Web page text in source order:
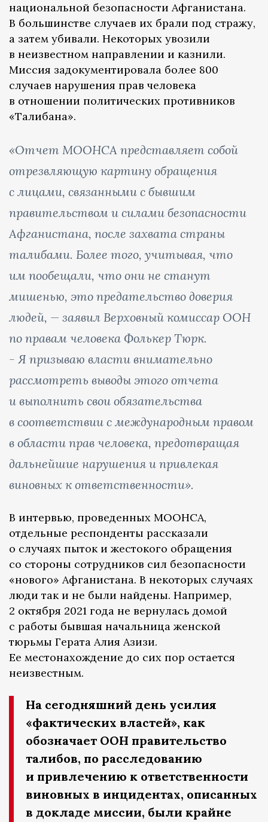
национальной безопасности Афганистана.
В большинстве случаев их брали под стражу,
а затем убивали. Некоторых увозили
в неизвестном направлении и казнили.
Миссия задокументировала более 800
случаев нарушения прав человека
в отношении политических противников
«Талибана».
«Отчет МООНСА представляет собой
отрезвляющую картину обращения
с лицами, связанными с бывшим
правительством и силами безопасности
Афганистана, после захвата страны
талибами. Более того, учитывая, что
им пообещали, что они не станут
мишенью, это предательство доверия
людей, — заявил Верховный комиссар ООН
по правам человека Фолькер Тюрк.
- Я призываю власти внимательно
рассмотреть выводы этого отчета
и выполнить свои обязательства
в соответствии с международным правом
в области прав человека, предотвращая
дальнейшие нарушения и привлекая
виновных к ответственности».
В интервью, проведенных МООНСА,
отдельные респонденты рассказали
о случаях пыток и жестокого обращения
со стороны сотрудников сил безопасности
«нового» Афганистана. В некоторых случаях
люди так и не были найдены. Например,
2 октября 2021 года не вернулась домой
с работы бывшая начальница женской
тюрьмы Герата Алия Азизи.
Ее местонахождение до сих пор остается
неизвестным.
На сегодняшний день усилия
«фактических властей», как
обозначает ООН правительство
талибов, по расследованию
и привлечению к ответственности
виновных в инцидентах, описанных
в докладе миссии, были крайне